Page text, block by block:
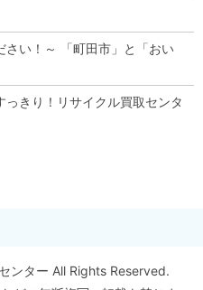
さい！～ 「町田市」と「おい
きり！リサイクル買取センタ
ンター All Rights Reserved.